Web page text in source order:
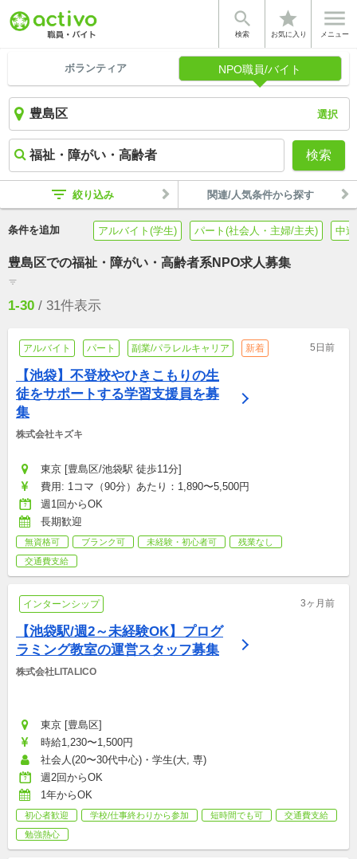

検索
star
お気に入り

メニュー
ボランティア NPO職員/バイト
選択
検索
filter_list 絞り込み 関連/人気条件から探す
条件を追加 アルバイト(学生) パート(社会人・主婦/主夫) 中
豊島区での福祉・障がい・高齢者系NPO求人募集
filter_list
1-30 / 31件表示
アルバイト パート 副業/パラレルキャリア 新着 5日前
【池袋】不登校やひきこもりの生
徒をサポートする学習支援員を募
集
株式会社キズキ
東京 [豊島区/池袋駅 徒歩11分]
費用: 1コマ（90分）あたり：1,890〜5,500円
週1回からOK
長期歓迎
無資格可 ブランク可 未経験・初心者可
残業なし
交通費支給
インターンシップ 3ヶ月前
【池袋駅/週2～未経験OK】プログ
ラミング教室の運営スタッフ募集
株式会社LITALICO
東京 [豊島区]
時給1,230〜1,500円
社会人(20〜30代中心)・学生(大, 専)
週2回からOK
1年からOK
初心者歓迎 学校/仕事終わりから参加 短時間でも可
交通費支給
勉強熱心